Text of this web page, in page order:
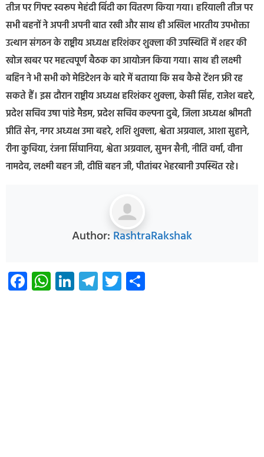
तीज पर गिफ्ट स्वरूप मेहंदी बिंदी का वितरण किया गया। हरियाली तीज पर
सभी बहनों ने अपनी अपनी बात रखी और साथ ही अखिल भारतीय उपभोक्ता
उत्थान संगठन के राष्ट्रीय अध्यक्ष हरिशंकर शुक्ला की उपस्थिति में शहर की
खोज खबर पर महत्वपूर्ण बैठक का आयोजन किया गया। साथ ही लक्ष्मी
बहिन ने भी सभी को मेडिटेशन के बारे में बताया कि सब कैसे टेंशन फ्री रह
सकते हैं। इस दौरान राष्ट्रीय अध्यक्ष हरिशंकर शुक्ला, केसी सिंह, राजेश बहरे,
प्रदेश सचिव उषा पांडे मैडम, प्रदेश सचिव कल्पना दुबे, जिला अध्यक्ष श्रीमती
प्रीति सेन, नगर अध्यक्ष उमा बहरे, शशि शुक्ला, श्वेता अग्रवाल, आशा सुहाने,
रीना कुचिया, रंजना सिंघानिया, श्वेता अग्रवाल, सुमन सैनी, नीति वर्मा, वीना
नामदेव, लक्ष्मी बहन जी, दीप्ति बहन जी, पीतांबर भेहरबानी उपस्थित रहे।
Author: RashtraRakshak
Facebook
WhatsApp
LinkedIn
Telegram
Twitter